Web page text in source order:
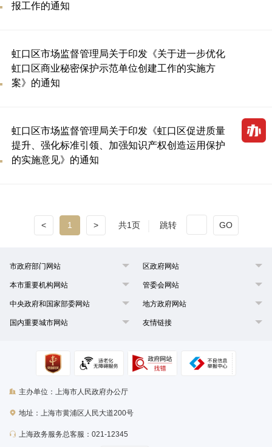
报工作的通知
虹口区市场监督管理局关于印发《关于进一步优化
虹口区商业秘密保护示范单位创建工作的实施方
案》的通知
虹口区市场监督管理局关于印发《虹口区促进质量
提升、强化标准引领、加强知识产权创造运用保护
的实施意见》的通知
< 1 > 共1页 跳转 GO
市政府部门网站 区政府网站
本市重要机构网站 管委会网站
中央政府和国家部委网站 地方政府网站
国内重要城市网站 友情链接
主办单位：上海市人民政府办公厅
地址：上海市黄浦区人民大道200号
上海政务服务总客服：021-12345